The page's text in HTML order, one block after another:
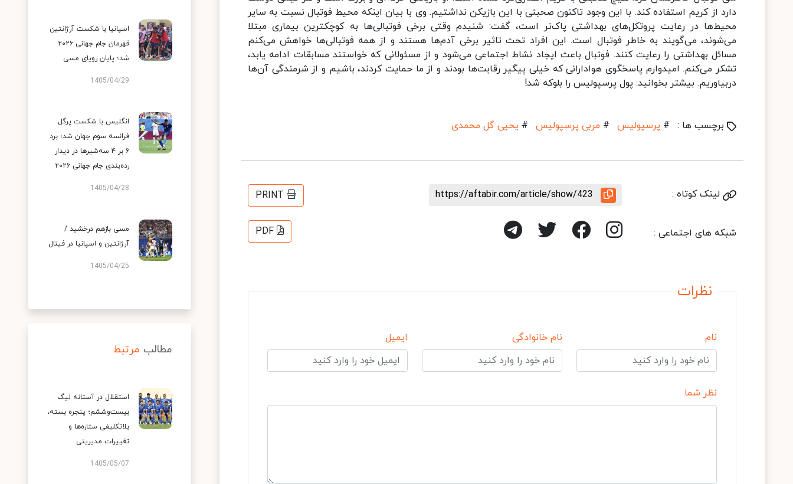
دارد از کریم استفاده کند. با این وجود تاکنون صحبتی با این بازیکن نداشتیم. وی با بیان اینکه محیط فوتبال نسبت به سایر
محیط‌ها در رعایت پروتکل‌های بهداشتی پاک‌تر است، گفت: شنیدم وقتی برخی فوتبالی‌ها به کوچکترین بیماری مبتلا
می‌شوند، می‌گویند به خاطر فوتبال است. این افراد تحت تاثیر برخی آدم‌ها هستند و از همه فوتبالی‌ها خواهش می‌کنم
مسائل بهداشتی را رعایت کنند. فوتبال باعث ایجاد نشاط اجتماعی می‌شود و از مسئولانی که خواستند مسابقات ادامه یابد،
تشکر می‌کنم. امیدوارم پاسخگوی هوادارانی که خیلی پیگیر رقابت‌ها بودند و از ما حمایت کردند، باشیم و از شرمندگی آن‌ها
دربیاوریم. بیشتر بخوانید: پول پرسپولیس را بلوکه شد!
برچسب ها : # پرسپولیس # مربی پرسپولیس # یحیی گل محمدی
لینک کوتاه : https://aftabir.com/article/show/423
PRINT
شبکه های اجتماعی : PDF
نظرات
نام نام خانوادگی ایمیل
نظر شما
اسپانیا با شکست آرژانتین
قهرمان جام جهانی ۲۰۲۶
شد؛ پایان رویای مسی
1405/04/29
انگلیس با شکست پرگل
فرانسه سوم جهان شد؛ برد
۶ بر ۴ سه‌شیرها در دیدار
رده‌بندی جام جهانی ۲۰۲۶
1405/04/28
مسی بازهم درخشید /
آرژانتین و اسپانیا در فینال
1405/04/25
مطالب مرتبط
استقلال در آستانه لیگ
بیست‌وششم؛ پنجره بسته،
بلاتکلیفی ستاره‌ها و
تغییرات مدیریتی
1405/05/07